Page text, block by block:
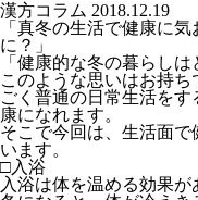
漢方コラム 2018.12.19
「真冬の生活で健康に
に？」
「健康的な冬の暮らしは
このような思いはお持ち
ごく普通の日常生活を
康になれます。
そこで今回は、生活面
います。
□入浴
入浴は体を温める効果が